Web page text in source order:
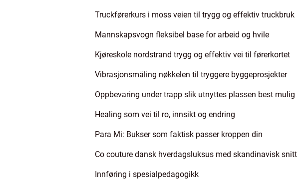
Truckførerkurs i moss veien til trygg og effektiv truckbruk
Mannskapsvogn fleksibel base for arbeid og hvile
Kjøreskole nordstrand trygg og effektiv vei til førerkortet
Vibrasjonsmåling nøkkelen til tryggere byggeprosjekter
Oppbevaring under trapp slik utnyttes plassen best mulig
Healing som vei til ro, innsikt og endring
Para Mi: Bukser som faktisk passer kroppen din
Co couture dansk hverdagsluksus med skandinavisk snitt
Innføring i spesialpedagogikk